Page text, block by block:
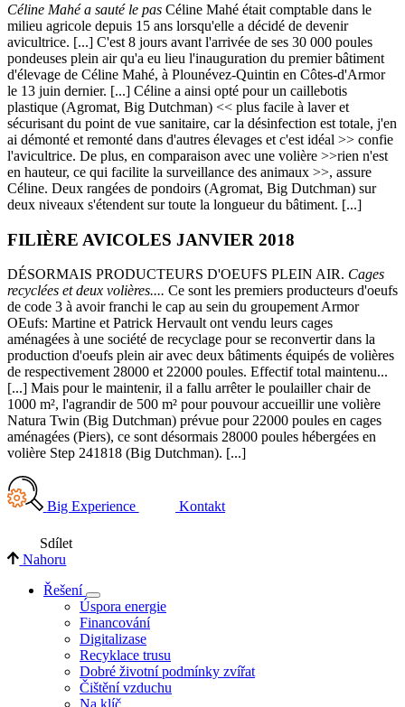
Céline Mahé a sauté le pas Céline Mahé était comptable dans le
milieu agricole depuis 15 ans lorsqu'elle a décidé de devenir
avicultrice. [...] C'est 8 jours avant l'arrivée de ses 30 000 poules
pondeuses plein air qu'a eu lieu l'inauguration du premier bâtiment
d'élevage de Céline Mahé, à Plounévez-Quintin en Côtes-d'Armor
le 13 juin dernier. [...] Céline a ainsi opté pour un caillebotis
plastique (Agromat, Big Dutchman) << plus facile à laver et
sécurisant du point de vue sanitaire, car la désinfection est totale, j'en
ai démonté et remonté dans d'autres élevages et c'est idéal >> confie
l'avicultrice. De plus, en comparaison avec une volière >>rien n'est
en hauteur, ce qui facilite la surveillance des animaux >>, assure
Céline. Deux rangées de pondoirs (Agromat, Big Dutchman) sur
deux niveaux s'étendent sur toute la longueur du bâtiment. [...]
FILIÈRE AVICOLES JANVIER 2018
DÉSORMAIS PRODUCTEURS D'OEUFS PLEIN AIR. Cages
recyclées et deux volières.... Ce sont les premiers producteurs d'oeufs
de code 3 à avoir franchi le cap au sein du groupement Armor
OEufs: Martine et Patrick Hervault ont vendu leurs cages
aménagées à une société de recyclage pour se reconvertir dans la
production d'oeufs plein air avec deux bâtiments équipés de volières
de respectivement 28000 et 22000 poules. Effectif total maintenu...
[...] Mais pour le maintenir, il a fallu arrêter le poulailler chair de
1000 m², l'agrandir de 500 m² pour pouvour accueillir une volière
Natura Twin (Big Dutchman) prévue pour 22000 poules en cages
aménagées (Piers), ce sont désormais 28000 poules hébergées en
volière Step 241818 (Big Dutchman). [...]
Big Experience Kontakt
Sdílet
Nahoru
Řešení
Úspora energie
Financování
Digitalizase
Recyklace trusu
Dobré životní podmínky zvířat
Čištění vzduchu
Na klíč